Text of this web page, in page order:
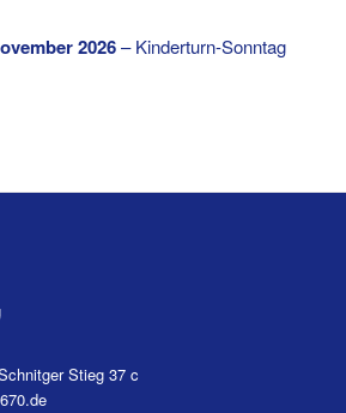
2026–Kinderturn-Sonntag
Stieg 37 c